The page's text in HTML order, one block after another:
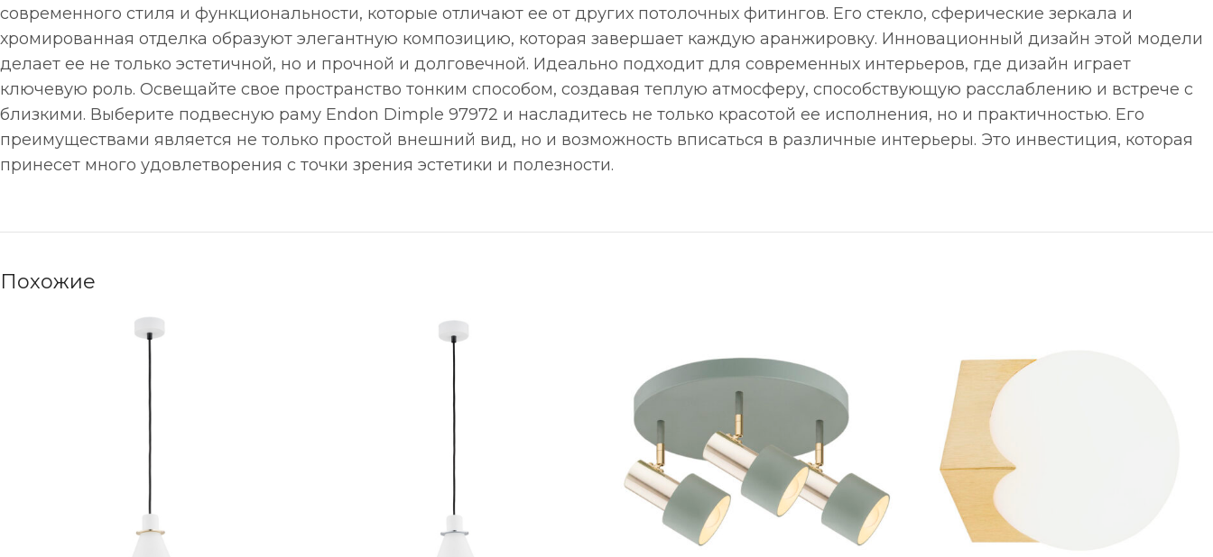
современного стиля и функциональности, которые отличают ее от других потолочных фитингов. Его стекло, сферические зеркала и
хромированная отделка образуют элегантную композицию, которая завершает каждую аранжировку. Инновационный дизайн этой модели
делает ее не только эстетичной, но и прочной и долговечной. Идеально подходит для современных интерьеров, где дизайн играет
ключевую роль. Освещайте свое пространство тонким способом, создавая теплую атмосферу, способствующую расслаблению и встрече с
близкими. Выберите подвесную раму Endon Dimple 97972 и насладитесь не только красотой ее исполнения, но и практичностью. Его
преимуществами является не только простой внешний вид, но и возможность вписаться в различные интерьеры. Это инвестиция, которая
принесет много удовлетворения с точки зрения эстетики и полезности.
Похожие